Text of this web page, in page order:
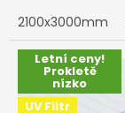
2100x3000mm
Letní ceny!
Prokletě
nízko
UV Filtr